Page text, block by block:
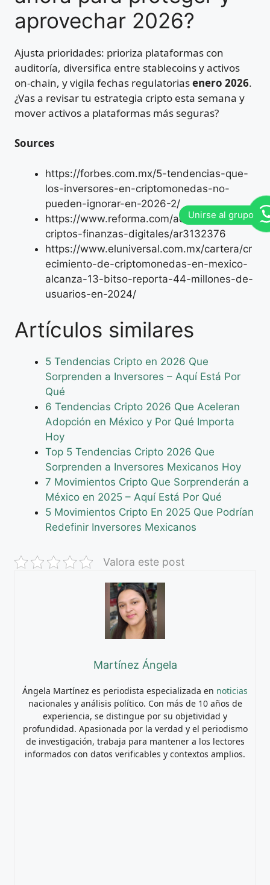
aprovechar 2026?
Ajusta prioridades: prioriza plataformas con
auditoría, diversifica entre stablecoins y activos
on-chain, y vigila fechas regulatoriasenero 2026.
¿Vas a revisar tu estrategia cripto esta semana y
mover activos a plataformas más seguras?
Sources
https://forbes.com.mx/5-tendencias-que-
los-inversores-en-criptomonedas-no-
pueden-ignorar-en-2026-2/
https://www.reforma.com/aceleraran-
criptos-finanzas-digitales/ar3132376
https://www.eluniversal.com.mx/cartera/cr
ecimiento-de-criptomonedas-en-mexico-
alcanza-13-bitso-reporta-44-millones-de-
usuarios-en-2024/
Artículos similares
5 Tendencias Cripto en 2026 Que
Sorprenden a Inversores – Aquí Está Por
Qué
6 Tendencias Cripto 2026 Que Aceleran
Adopción en México y Por Qué Importa
Hoy
Top 5 Tendencias Cripto 2026 Que
Sorprenden a Inversores Mexicanos Hoy
7 Movimientos Cripto Que Sorprenderán a
México en 2025 – Aquí Está Por Qué
5 Movimientos Cripto En 2025 Que Podrían
Redefinir Inversores Mexicanos
Valora este post
Martínez Ángela
Ángela Martínez es periodista especializada en noticias
nacionales y análisis político. Con más de 10 años de
experiencia, se distingue por su objetividad y
profundidad. Apasionada por la verdad y el periodismo
de investigación, trabaja para mantener a los lectores
informados con datos verificables y contextos amplios.